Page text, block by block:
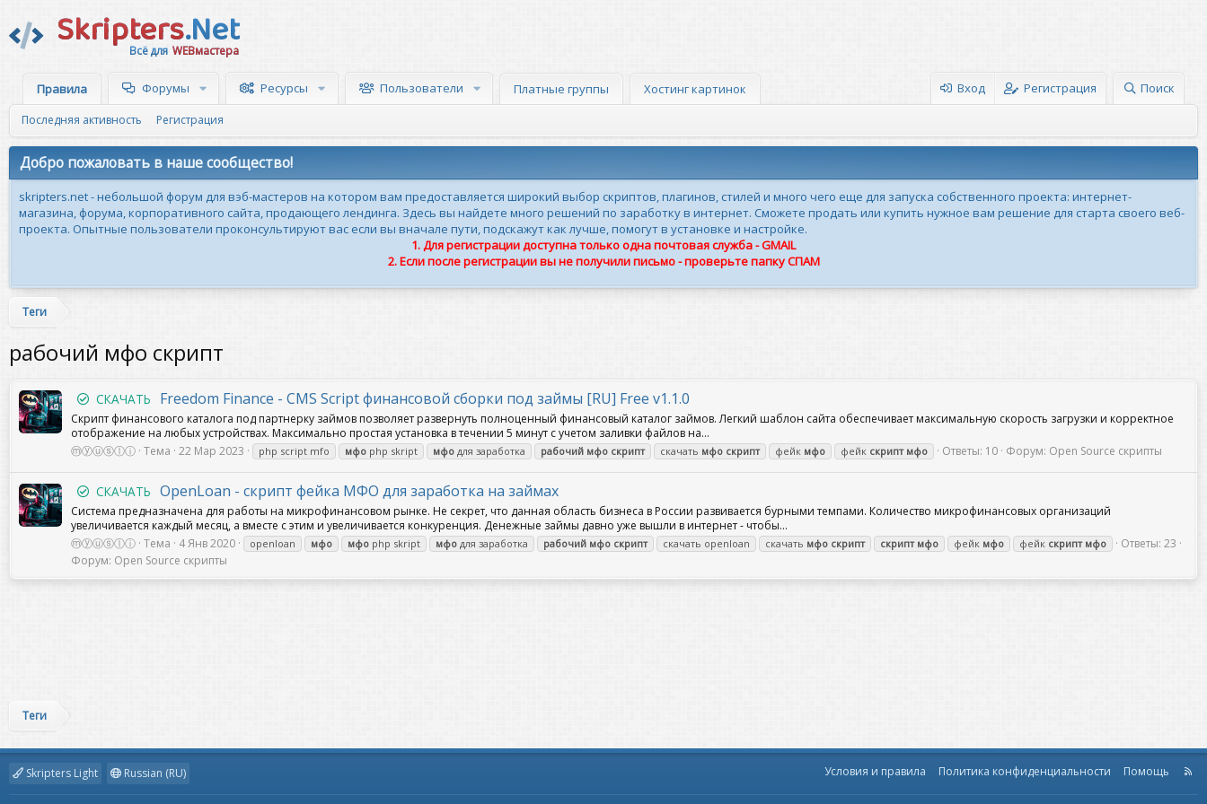
Skripters.Net
Всё для WEBмастера
Правила Форумы Ресурсы Пользователи Платные группы Хостинг картинок Вход Регистрация Поиск
Последняя активность Регистрация
Добро пожаловать в наше сообщество!
skripters.net - небольшой форум для вэб-мастеров на котором вам предоставляется широкий выбор скриптов, плагинов, стилей и много чего еще для запуска собственного проекта: интернет-
магазина, форума, корпоративного сайта, продающего лендинга. Здесь вы найдете много решений по заработку в интернет. Сможете продать или купить нужное вам решение для старта своего веб-
проекта. Опытные пользователи проконсультируют вас если вы вначале пути, подскажут как лучше, помогут в установке и настройке.
1. Для регистрации доступна только одна почтовая служба - GMAIL
2. Если после регистрации вы не получили письмо - проверьте папку СПАМ
Теги
рабочий мфо скрипт
СКАЧАТЬ Freedom Finance - CMS Script финансовой сборки под займы [RU] Free v1.1.0
Скрипт финансового каталога под партнерку займов позволяет развернуть полноценный финансовый каталог займов. Легкий шаблон сайта обеспечивает максимальную скорость загрузки и корректное
отображение на любых устройствах. Максимально простая установка в течении 5 минут с учетом заливки файлов на...
ⓜⓨⓤⓢⓛⓘ Тема 22 Мар 2023 php script mfo мфо php skript мфо для заработка рабочий мфо скрипт скачать мфо скрипт фейк мфо фейк скрипт мфо Ответы: 10 Форум: Open Source скрипты
СКАЧАТЬ OpenLoan - скрипт фейка МФО для заработка на займах
Cистема предназначена для работы на микрофинансовом рынке. Не секрет, что данная область бизнеса в России развивается бурными темпами. Количество микрофинансовых организаций
увеличивается каждый месяц, а вместе с этим и увеличивается конкуренция. Денежные займы давно уже вышли в интернет - чтобы...
ⓜⓨⓤⓢⓛⓘ Тема 4 Янв 2020 openloan мфо мфо php skript мфо для заработка рабочий мфо скрипт скачать openloan скачать мфо скрипт скрипт мфо фейк мфо фейк скрипт мфо
Ответы: 23
Форум: Open Source скрипты
Теги
Skripters Light Russian (RU) Условия и правила Политика конфиденциальности Помощь
R